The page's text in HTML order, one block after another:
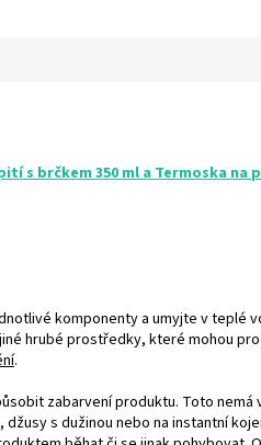
s brčkem 350 ml a Termoska na
komponenty a umyjte v teplé
hrubé prostředky, které mohou
.
zabarvení produktu. Toto
s dužinou nebo na instantní